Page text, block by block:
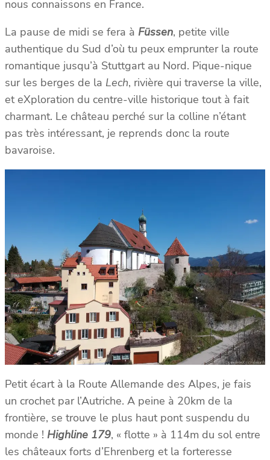
nous connaissons en France.
La pause de midi se fera à Füssen, petite ville
authentique du Sud d’où tu peux emprunter la route
romantique jusqu’à Stuttgart au Nord. Pique-nique
sur les berges de la Lech, rivière qui traverse la ville,
et eXploration du centre-ville historique tout à fait
charmant. Le château perché sur la colline n’étant
pas très intéressant, je reprends donc la route
bavaroise.
Petit écart à la Route Allemande des Alpes, je fais
un crochet par l’Autriche. A peine à 20km de la
frontière, se trouve le plus haut pont suspendu du
monde ! Highline 179, « flotte » à 114m du sol entre
les châteaux forts d’Ehrenberg et la forteresse